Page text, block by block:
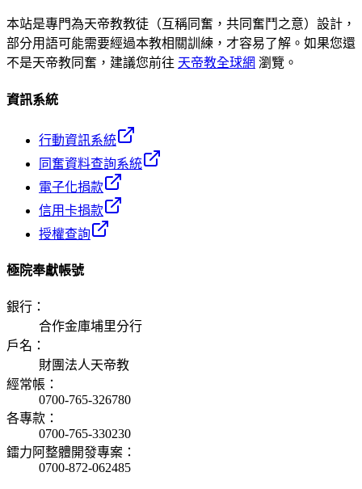
本站是專門為天帝教教徒（互稱同奮，共同奮鬥之意）設計，
部分用語可能需要經過本教相關訓練，才容易了解。如果您還
不是天帝教同奮，建議您前往 天帝教全球網 瀏覽。
資訊系統
行動資訊系統
同奮資料查詢系統
電子化捐款
信用卡捐款
授權查詢
極院奉獻帳號
銀行 ：
合作金庫埔里分行
戶名 ：
財團法人天帝教
經常帳 ：
0700-765-326780
各專款 ：
0700-765-330230
鐳力阿整體開發專案 ：
0700-872-062485